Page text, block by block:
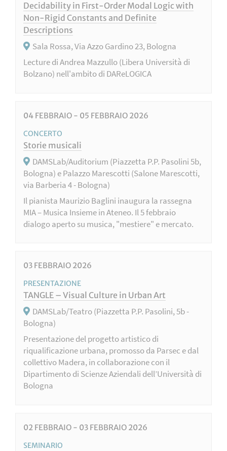
Decidability in First-Order Modal Logic with
Non-Rigid Constants and Definite
Descriptions
Sala Rossa, Via Azzo Gardino 23, Bologna
Lecture di Andrea Mazzullo (Libera Università di
Bolzano) nell'ambito di DAReLOGICA
04 FEBBRAIO - 05 FEBBRAIO 2026
CONCERTO
Storie musicali
DAMSLab/Auditorium (Piazzetta P.P. Pasolini 5b,
Bologna) e Palazzo Marescotti (Salone Marescotti,
via Barberia 4 - Bologna)
Il pianista Maurizio Baglini inaugura la rassegna
MIA – Musica Insieme in Ateneo. Il 5 febbraio
dialogo aperto su musica, "mestiere" e mercato.
03 FEBBRAIO 2026
PRESENTAZIONE
TANGLE – Visual Culture in Urban Art
DAMSLab/Teatro (Piazzetta P.P. Pasolini, 5b -
Bologna)
Presentazione del progetto artistico di
riqualificazione urbana, promosso da Parsec e dal
collettivo Madera, in collaborazione con il
Dipartimento di Scienze Aziendali dell’Università di
Bologna
02 FEBBRAIO - 03 FEBBRAIO 2026
SEMINARIO